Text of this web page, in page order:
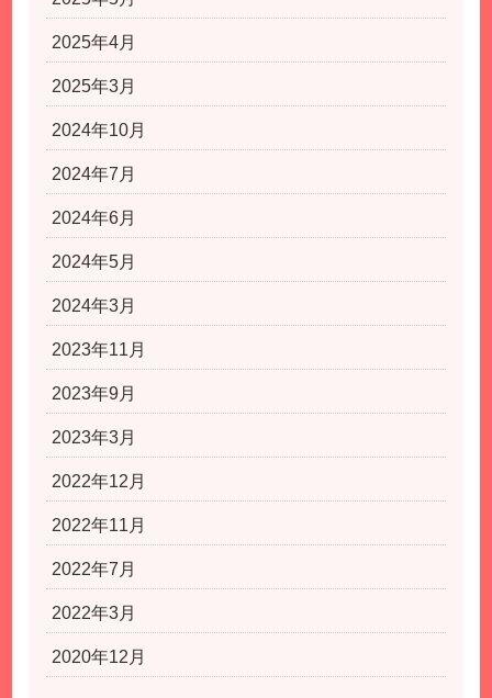
2025年4月
2025年3月
2024年10月
2024年7月
2024年6月
2024年5月
2024年3月
2023年11月
2023年9月
2023年3月
2022年12月
2022年11月
2022年7月
2022年3月
2020年12月